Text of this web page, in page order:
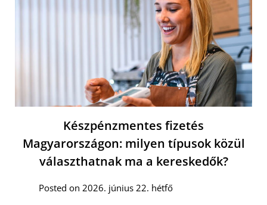
Készpénzmentes fizetés
Magyarországon: milyen típusok közül
választhatnak ma a kereskedők?
Posted on 2026. június 22. hétfő